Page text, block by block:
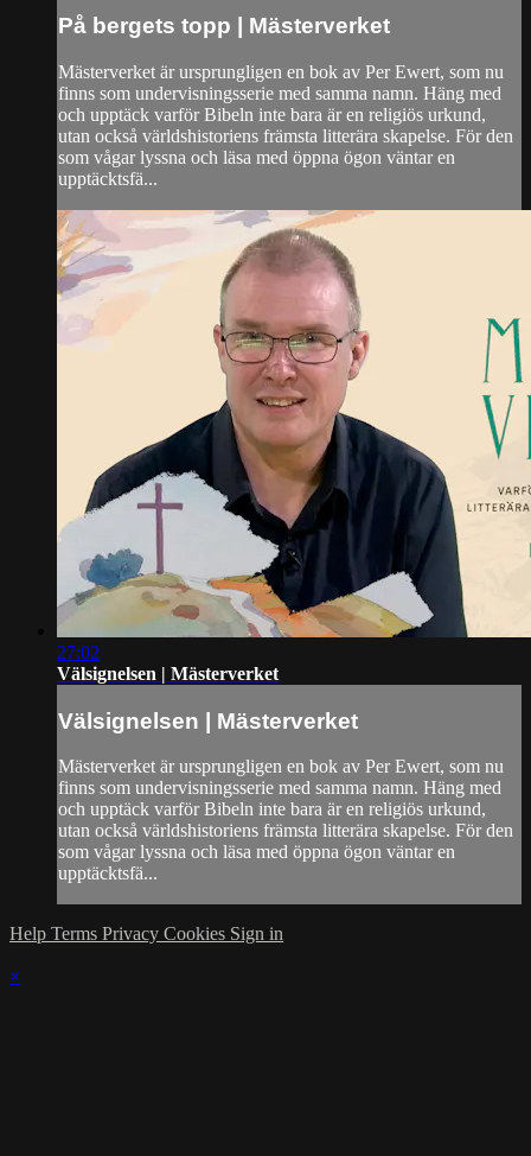
På bergets topp | Mästerverket
Mästerverket är ursprungligen en bok av Per Ewert, som nu
finns som undervisningsserie med samma namn. Häng med
och upptäck varför Bibeln inte bara är en religiös urkund,
utan också världshistoriens främsta litterära skapelse. För den
som vågar lyssna och läsa med öppna ögon väntar en
upptäcktsfä...
27:02
Välsignelsen | Mästerverket
Välsignelsen | Mästerverket
Mästerverket är ursprungligen en bok av Per Ewert, som nu
finns som undervisningsserie med samma namn. Häng med
och upptäck varför Bibeln inte bara är en religiös urkund,
utan också världshistoriens främsta litterära skapelse. För den
som vågar lyssna och läsa med öppna ögon väntar en
upptäcktsfä...
Help Terms Privacy Cookies Sign in
×